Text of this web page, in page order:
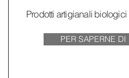
Prodotti artigianali biologici
PER SAPERNE DI